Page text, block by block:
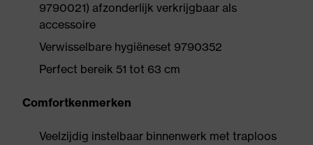
9790021) afzonderlijk verkrijgbaar als
accessoire
Verwisselbare hygiëneset 9790352
Perfect bereik 51 tot 63 cm
Comfortkenmerken
Veelzijdig instelbaar binnenwerk met traploos